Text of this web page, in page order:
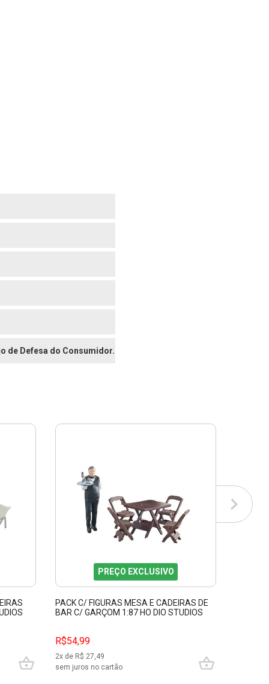
de Defesa do Consumidor.
PREÇO EXCLUSIVO
PACK C/ FIGURAS MESA E CADEIRAS DE
BAR C/ GARÇOM 1:87 HO DIO STUDIOS
R$54,99
2x de R$ 27,49
sem juros no cartão